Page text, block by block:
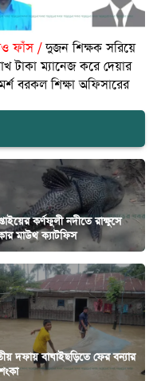
ফাঁস /দুজন শিক্ষক সরিয়ে
টাকা ম্যানেজ করে দেয়ার
বরকল শিক্ষা অফিসারের
কর্ণফুলী নদীতে রাক্ষুসে
মাউথ ক্যাটফিস
দফায় বাঘাইছড়িতে ফের বন্যার